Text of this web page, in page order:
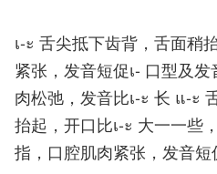
เ-ะ 舌尖抵下齿背，舌面稍
紧张，发音短促เ- 口型及
肉松弛，发音比เ-ะ 长 แ-ะ
抬起，开口比เ-ะ 大一一些
指，口腔肌肉紧张，发音短